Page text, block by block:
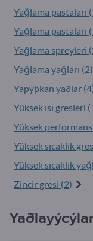
Yağlama pastaları
Yağlama pastaları
Yağlama spreyleri
Yağlama yağları (2)
Yapýþkan yaðlar
Yüksek ısı gresleri
Yüksek
Yüksek sıcaklık
Yüksek sıcaklık
Zincir gresi (2)